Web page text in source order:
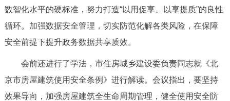
回到顶部
数智化水平的硬标准，努力打造“以用促享、以享提质”的良性
循环。加强数据安全管理，切实防范化解各类风险，在保障
安全前提下提升政务数据共享质效。
会前还进行了学法，市住房城乡建设委负责同志就《北
京市房屋建筑使用安全条例》进行解读。会议指出，要坚持
效果导向，加强房屋建筑全生命周期管理，健全使用安全防